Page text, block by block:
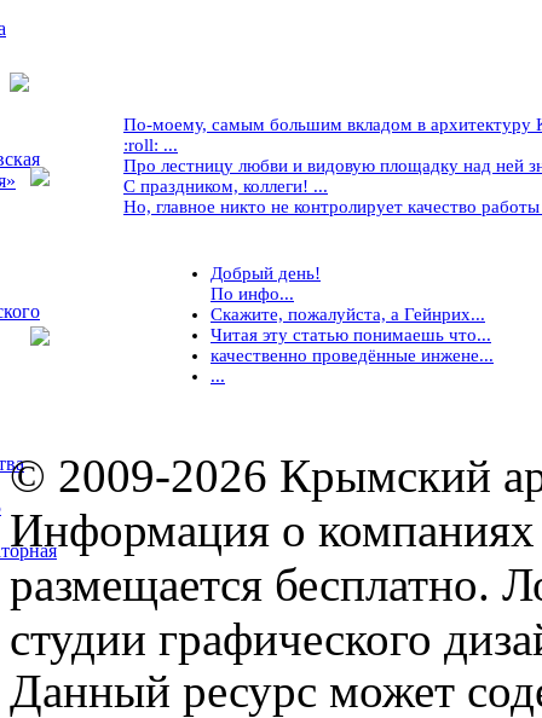
По-моему, самым большим вкладом в архитектуру
:roll: ...
Про лестницу любви и видовую площадку над ней
С праздником, коллеги! ...
Но, главное никто не контролирует качество
Добрый день!
По инфо...
Скажите, пожалуйста, а Гейнрих...
Читая эту статью понимаешь что...
качественно проведённые инжене...
...
© 2009-2026 Крымский
Информация о компаниях
размещается бесплатно.
студии графического
Данный ресурс может